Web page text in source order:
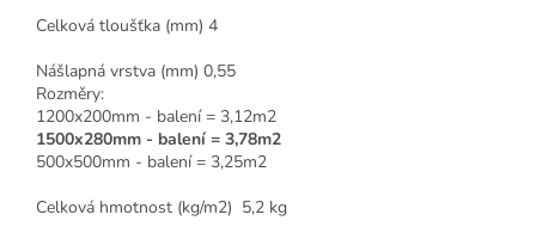
Celková tloušťka (mm) 4
Nášlapná vrstva (mm) 0,55
Rozměry:
1200x200mm - balení = 3,12m2
1500x280mm - balení = 3,78m2
500x500mm - balení = 3,25m2
Celková hmotnost (kg/m2) 5,2 kg